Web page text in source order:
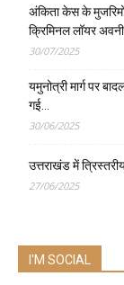
अंकिता केस के मुजरिमों
क्रिमिनल लॉयर
30/07/2025
यमुनोत्री मार्ग पर
गई…
30/06/2025
उत्तराखंड में
27/06/2025
I'M SOCIAL